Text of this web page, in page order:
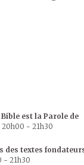
Bible est la Parole de
20h00 - 21h30
des textes
- 21h30